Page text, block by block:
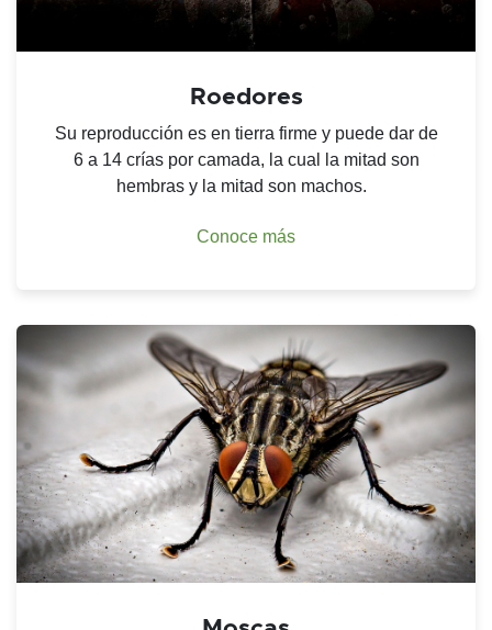
Roedores
Su reproducción es en tierra firme y puede dar de
6 a 14 crías por camada, la cual la mitad son
hembras y la mitad son machos.
Conoce más